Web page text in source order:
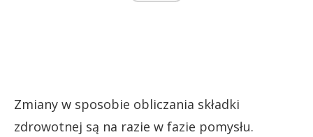
Zmiany w sposobie obliczania składki
zdrowotnej są na razie w fazie pomysłu.